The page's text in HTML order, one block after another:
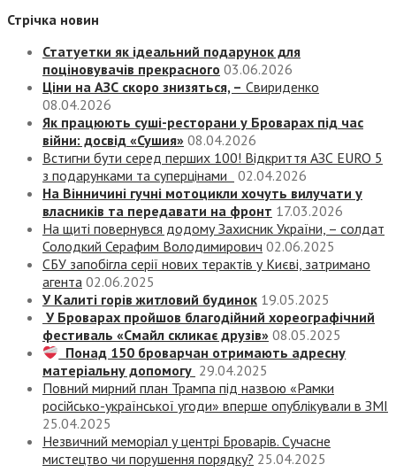
Стрічка новин
Статуетки як ідеальний подарунок для
поціновувачів прекрасного 03.06.2026
Ціни на АЗС скоро знизяться, – Свириденко
08.04.2026
Як працюють суші-ресторани у Броварах під час
війни: досвід «Сушия» 08.04.2026
Встигни бути серед перших 100! Відкриття АЗС EURO 5
з подарунками та суперцінами
02.04.2026
На Вінничині гучні мотоцикли хочуть вилучати у
власників та передавати на фронт 17.03.2026
На щиті повернувся додому Захисник України, – солдат
Солодкий Серафим Володимирович 02.06.2025
СБУ запобігла серії нових терактів у Києві, затримано
агента 02.06.2025
У Калиті горів житловий будинок 19.05.2025
У Броварах пройшов благодійний хореографічний
фестиваль «Смайл скликає друзів» 08.05.2025
Понад 150 броварчан отримають адресну
матеріальну допомогу 29.04.2025
Повний мирний план Трампа під назвою «‎Рамки
російсько-української угоди» вперше опублікували в ЗМІ
25.04.2025
Незвичний меморіал у центрі Броварів. Сучасне
мистецтво чи порушення порядку? 25.04.2025